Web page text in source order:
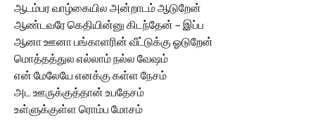
ஆடம்பர வாழ்கையில அன்றாடம் ஆடுறேன்
ஆண்டவரே கெதியின்னு கிடந்தேன் – இப்ப
ஆனா ஊனா பங்காளரின் வீட்டுக்கு ஓடுறேன்
மொத்தத்துல எல்லாம் நல்ல வேஷம்
என் மேலேயே எனக்கு கள்ள நேசம்
அட ஊருக்குத்தான் உபதேசம்
உள்ளுக்குள்ள ரொம்ப மோசம்